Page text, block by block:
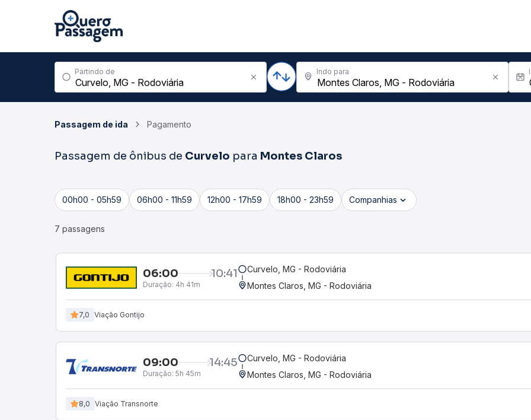
Partindo de Indo para
Passagem de ida Pagamento
Passagem de ônibus de Curvelo para Montes Claros
00h00 - 05h59 06h00 - 11h59 12h00 - 17h59 18h00 - 23h59 Companhias
7 passagens
06:00 10:41
Duração: 4h 41m
Curvelo, MG - Rodoviária
Montes Claros, MG - Rodoviária
7,0 Viação Gontijo
09:00 14:45
Duração: 5h 45m
Curvelo, MG - Rodoviária
Montes Claros, MG - Rodoviária
8,0 Viação Transnorte